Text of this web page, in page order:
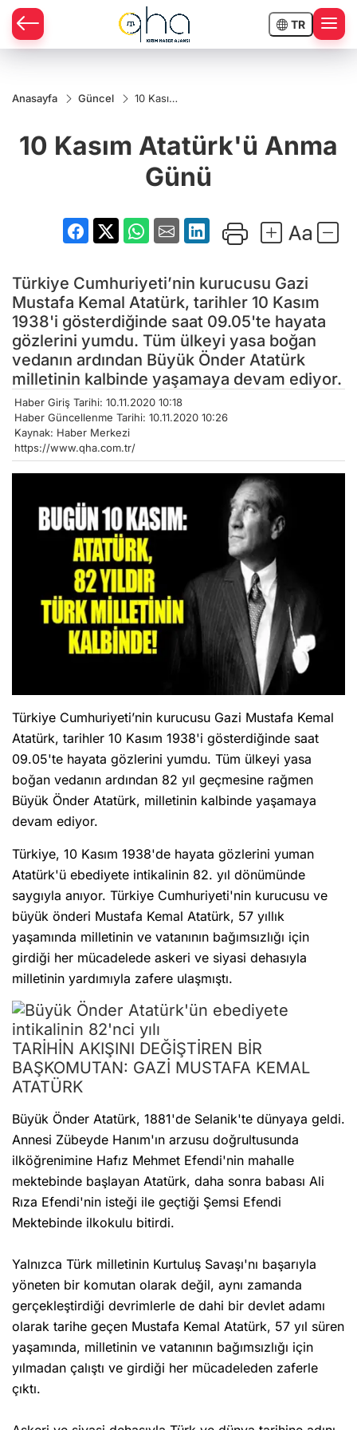
TR
Anasayfa Güncel
10 Kasım
Günü
10 Kasım Atatürk'ü Anma
Günü
Türkiye Cumhuriyeti’nin kurucusu Gazi
Mustafa Kemal Atatürk, tarihler 10 Kasım
1938'i gösterdiğinde saat 09.05'te hayata
gözlerini yumdu. Tüm ülkeyi yasa boğan
vedanın ardından Büyük Önder Atatürk
milletinin kalbinde yaşamaya devam ediyor.
Haber Giriş Tarihi: 10.11.2020 10:18
Haber Güncellenme Tarihi: 10.11.2020 10:26
Kaynak: Haber Merkezi
https://www.qha.com.tr/
Türkiye Cumhuriyeti’nin kurucusu Gazi Mustafa Kemal
Atatürk, tarihler 10 Kasım 1938'i gösterdiğinde saat
09.05'te hayata gözlerini yumdu. Tüm ülkeyi yasa
boğan vedanın ardından 82 yıl geçmesine rağmen
Büyük Önder Atatürk, milletinin kalbinde yaşamaya
devam ediyor.
Türkiye, 10 Kasım 1938'de hayata gözlerini yuman
Atatürk'ü ebediyete intikalinin 82. yıl dönümünde
saygıyla anıyor. Türkiye Cumhuriyeti'nin kurucusu ve
büyük önderi Mustafa Kemal Atatürk, 57 yıllık
yaşamında milletinin ve vatanının bağımsızlığı için
girdiği her mücadelede askeri ve siyasi dehasıyla
milletinin yardımıyla zafere ulaşmıştı.
TARİHİN AKIŞINI DEĞİŞTİREN BİR
BAŞKOMUTAN: GAZİ MUSTAFA KEMAL
ATATÜRK
Büyük Önder Atatürk, 1881'de Selanik'te dünyaya geldi.
Annesi Zübeyde Hanım'ın arzusu doğrultusunda
ilköğrenimine Hafız Mehmet Efendi'nin mahalle
mektebinde başlayan Atatürk, daha sonra babası Ali
Rıza Efendi'nin isteği ile geçtiği Şemsi Efendi
Mektebinde ilkokulu bitirdi.
Yalnızca Türk milletinin Kurtuluş Savaşı'nı başarıyla
yöneten bir komutan olarak değil, aynı zamanda
gerçekleştirdiği devrimlerle de dahi bir devlet adamı
olarak tarihe geçen Mustafa Kemal Atatürk, 57 yıl süren
yaşamında, milletinin ve vatanının bağımsızlığı için
yılmadan çalıştı ve girdiği her mücadeleden zaferle
çıktı.